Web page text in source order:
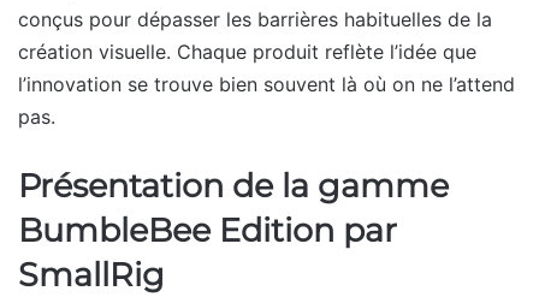
conçus pour dépasser les barrières habituelles de la
création visuelle. Chaque produit reflète l’idée que
l’innovation se trouve bien souvent là où on ne l’attend
pas.
Présentation de la gamme
BumbleBee Edition par
SmallRig